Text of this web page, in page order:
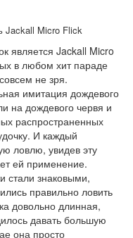
Jackall Micro Flick
является Jackall Micro
в любом хит параде
не зря.
имитация дождевого
на дождевого червя и
распространенных
И каждый
ловлю, увидев эту
ей применение.
стали знаковыми,
правильно ловить
довольно длинная,
давать большую
она просто